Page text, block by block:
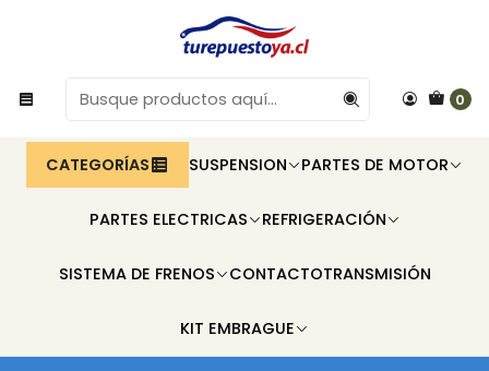
0
CATEGORÍAS SUSPENSION PARTES DE MOTOR
PARTES ELECTRICAS REFRIGERACIÓN
SISTEMA DE FRENOS CONTACTOTRANSMISIÓN
KIT EMBRAGUE